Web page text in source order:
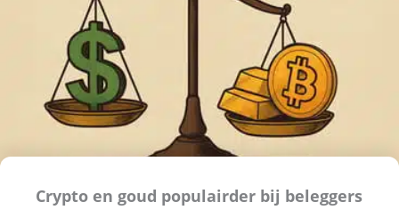
Crypto en goud populairder bij beleggers